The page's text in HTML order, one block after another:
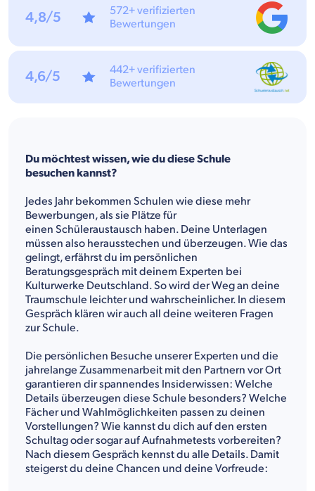
Du möchtest wissen, wie du diese Schule
besuchen kannst?
Jedes Jahr bekommen Schulen wie diese mehr
Bewerbungen, als sie Plätze für
einen Schüleraustausch haben. Deine Unterlagen
müssen also herausstechen und überzeugen. Wie das
gelingt, erfährst du im persönlichen
Beratungsgespräch mit deinem Experten bei
Kulturwerke Deutschland. So wird der Weg an deine
Traumschule leichter und wahrscheinlicher. In diesem
Gespräch klären wir auch all deine weiteren Fragen
zur Schule.
Die persönlichen Besuche unserer Experten und die
jahrelange Zusammenarbeit mit den Partnern vor Ort
garantieren dir spannendes Insiderwissen: Welche
Details überzeugen diese Schule besonders? Welche
Fächer und Wahlmöglichkeiten passen zu deinen
Vorstellungen? Wie kannst du dich auf den ersten
Schultag oder sogar auf Aufnahmetests vorbereiten?
Nach diesem Gespräch kennst du alle Details. Damit
steigerst du deine Chancen und deine Vorfreude:
4,8/5
572+ verifizierten
Bewertungen
4,6/5
442+ verifizierten
Bewertungen